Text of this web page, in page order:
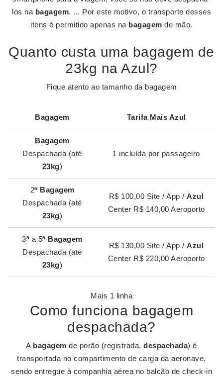
los na bagagem. ... Por este motivo, o transporte desses
itens é permitido apenas na bagagem de mão.
Quanto custa uma bagagem de
23kg na Azul?
Fique atento ao tamanho da bagagem
Bagagem Tarifa Mais Azul
Bagagem
Despachada (até
23kg)
1 incluída por passageiro
2ª Bagagem
Despachada (até
23kg)
R$ 100,00 Site / App /Azul
Center R$ 140,00 Aeroporto
3ª a 5ª Bagagem
Despachada (até
23kg)
R$ 130,00 Site / App /Azul
Center R$ 220,00 Aeroporto
Mais 1 linha
Como funciona bagagem
despachada?
A bagagem de porão (registrada,despachada) é
transportada no compartimento de carga da aeronave,
sendo entregue à companhia aérea no balcão de check-in